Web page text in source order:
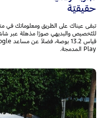
حقيقيّة
تبقى عيناك على الطّريق ومعلوماتك في
Play المدمجة.